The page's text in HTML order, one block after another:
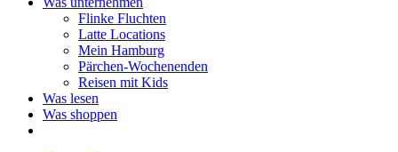
Flinke Fluchten
Latte Locations
Mein Hamburg
Pärchen-Wochenenden
Reisen mit Kids
Was lesen
Was shoppen